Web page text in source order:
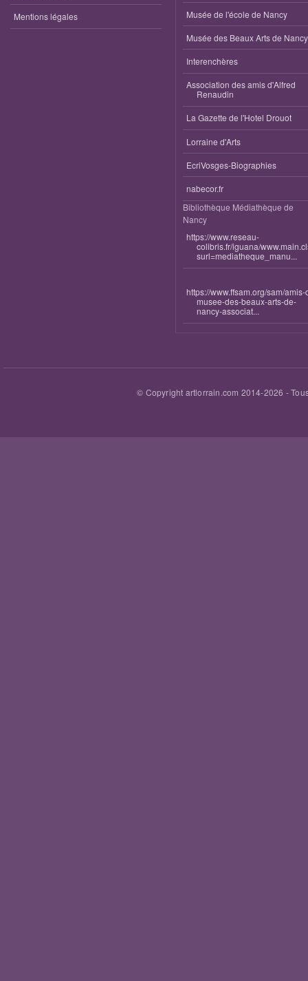
Mentions légales Musée de l'école de Nancy
Musée des Beaux Arts de Nancy
Interenchères
Association des amis d'Alfred
Renaudin
La Gazette de l'Hotel Drouot
Lorraine d'Arts
EcriVosges-Biographies
nabecor.fr
Bibliothèque Médiathèque de
Nancy
https://www.reseau-
colibris.fr/iguana/
surl=mediatheque_manu...
https://www.ffsam.org/sam/amis-
musee-des-beaux-arts-de-
nancy-associat...
© Copyright artlorrain.com 2014-2026 -